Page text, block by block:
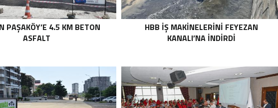
PAŞAKÖY’E 4.5 KM BETON
ASFALT
HBB İŞ MAKİNELERİNİ FEYEZAN
KANALI’NA İNDİRDİ